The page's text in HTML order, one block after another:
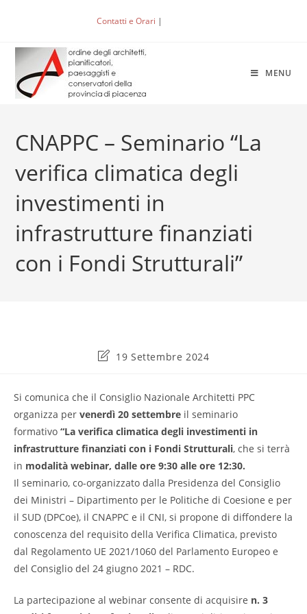
Contatti e Orari |
MENU
CNAPPC – Seminario “La
verifica climatica degli
investimenti in
infrastrutture finanziati
con i Fondi Strutturali”
Ultima19 Settembre 2024
Si comunica che il Consiglio Nazionale Architetti PPC
organizza per venerdì 20 settembre il seminario
formativo “La verifica climatica degli investimenti in
infrastrutture finanziati con i Fondi Strutturali, che si terrà
in modalità webinar, dalle ore 9:30 alle ore 12:30.
Il seminario, co-organizzato dalla Presidenza del Consiglio
dei Ministri – Dipartimento per le Politiche di Coesione e per
il SUD (DPCoe), il CNAPPC e il CNI, si propone di diffondere la
conoscenza del requisito della Verifica Climatica, previsto
dal Regolamento UE 2021/1060 del Parlamento Europeo e
del Consiglio del 24 giugno 2021 – RDC.
La partecipazione al webinar consente di acquisire n. 3